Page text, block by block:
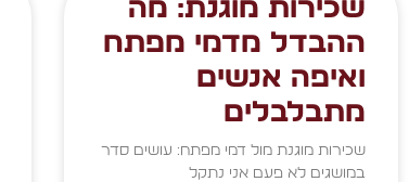
שכירות מוגנת: מה
ההבדל מדמי מפתח
ואיפה אנשים
מתבלבלים
שכירות מוגנת מול דמי מפתח: עושים סדר
במושגים לא פעם אני נתקל